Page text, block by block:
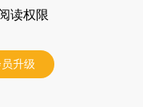
读权限
升级